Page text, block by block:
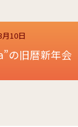
月10日
の旧暦新年会